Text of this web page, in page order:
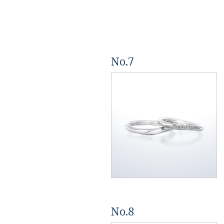
No.7
No.8